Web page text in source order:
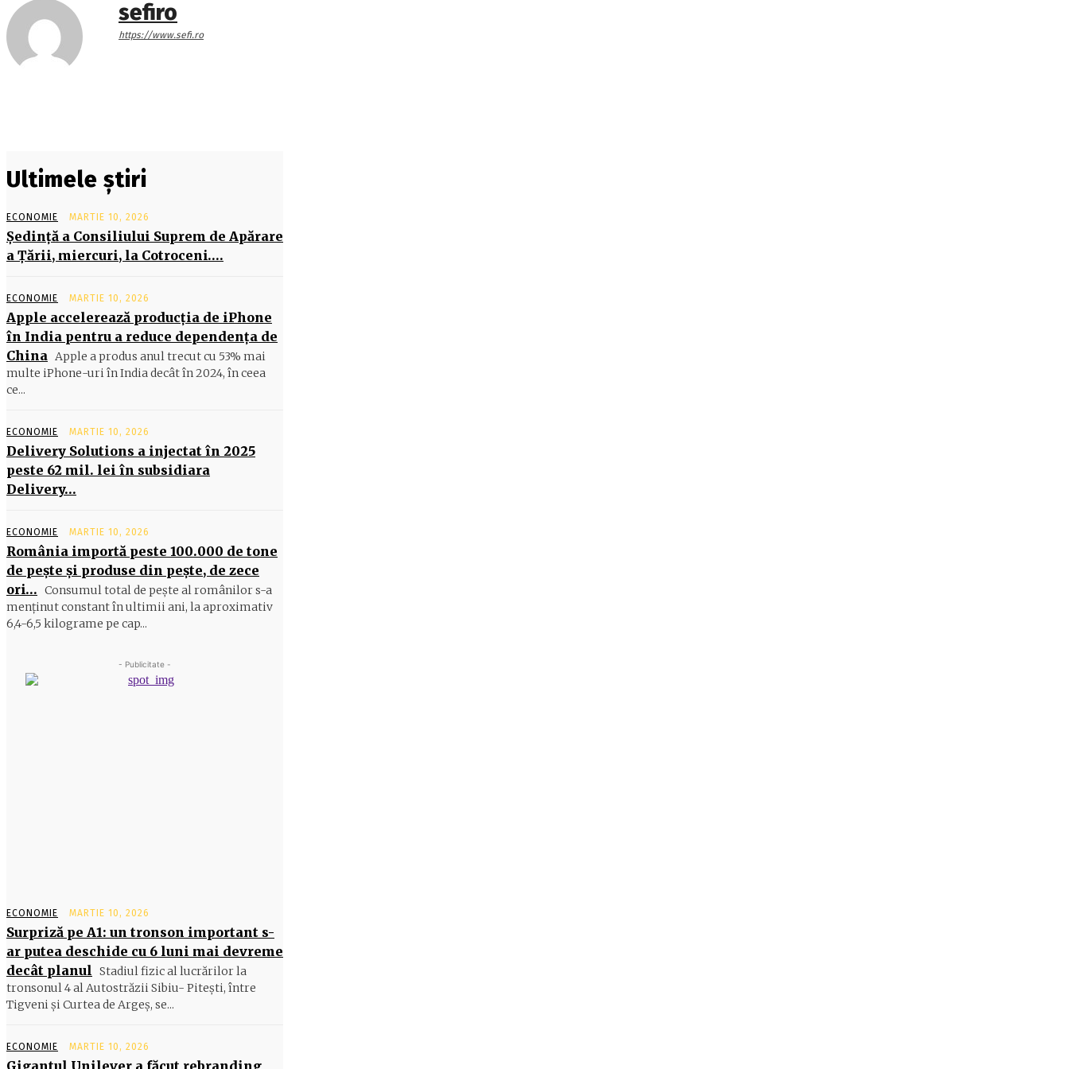
sefiro
https://www.sefi.ro
Ultimele știri
ECONOMIE MARTIE 10, 2026
Şedinţă a Consiliului Suprem de Apărare
a Ţării, miercuri, la Cotroceni….
ECONOMIE MARTIE 10, 2026
Apple accelerează producția de iPhone
în India pentru a reduce dependența de
China Apple a produs anul trecut cu 53% mai
multe iPhone-uri în India decât în 2024, în ceea
ce...
ECONOMIE MARTIE 10, 2026
Delivery Solutions a injectat în 2025
peste 62 mil. lei în subsidiara
Delivery…
ECONOMIE MARTIE 10, 2026
România importă peste 100.000 de tone
de peşte şi produse din peşte, de zece
ori… Consumul total de peşte al ro­mâ­nilor s-a
menţinut constant în ul­timii ani, la aproximativ
6,4-6,5 ki­lograme pe cap...
- Publicitate -
ECONOMIE MARTIE 10, 2026
Surpriză pe A1: un tronson important s-
ar putea deschide cu 6 luni mai devreme
decât planul Stadiul fizic al lucrărilor la
tronsonul 4 al Autostrăzii Sibiu- Piteşti, între
Tigveni şi Curtea de Argeş, se...
ECONOMIE MARTIE 10, 2026
Gigantul Unilever a făcut rebranding